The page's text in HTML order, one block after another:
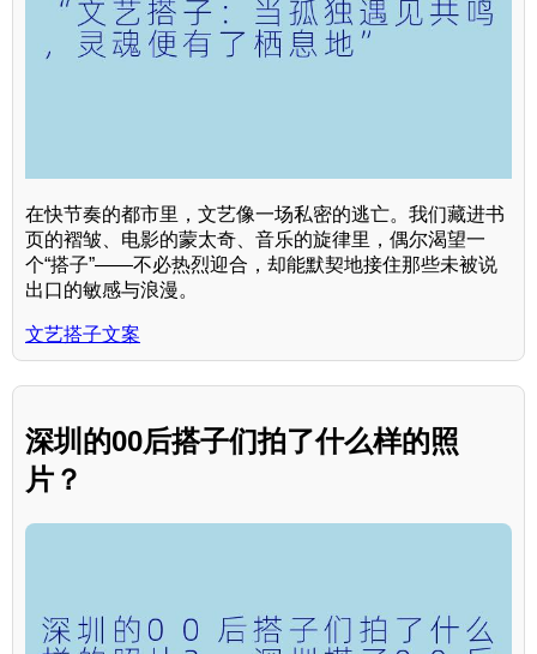
在快节奏的都市里，文艺像一场私密的逃亡。我们藏进书
页的褶皱、电影的蒙太奇、音乐的旋律里，偶尔渴望一
个“搭子”——不必热烈迎合，却能默契地接住那些未被说
出口的敏感与浪漫。
文艺搭子文案
深圳的00后搭子们拍了什么样的照
片？